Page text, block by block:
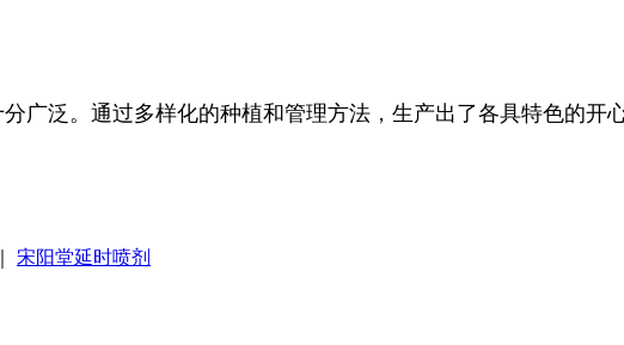
广泛。通过多样化的种植和管理方法，生产出了各具特色的开
宋阳堂延时喷剂